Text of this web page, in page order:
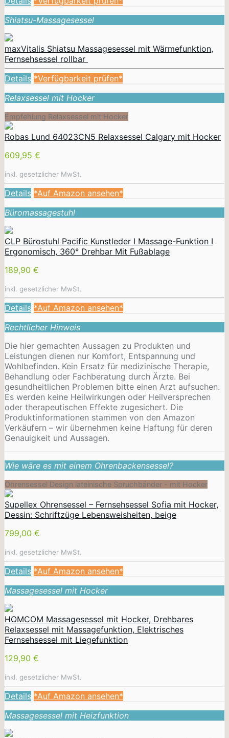
Shiatsu-Massagesessel
maxVitalis Shiatsu Massagesessel mit Wärmefunktion,
Fernsehsessel rollbar
Details *Verfügbarkeit prüfen*
Relaxsessel mit Hocker
Empfehlung Relaxsessel mit Hocker
Robas Lund 64023CN5 Relaxsessel Calgary mit Hocker
609,95 €
inkl. gesetzlicher MwSt.
Details *Auf Amazon ansehen*
Büromassagestuhl
CLP Bürostuhl Pacific Kunstleder I Massage-Funktion I
Ergonomisch, 360° Drehbar Mit Fußablage
189,90 €
inkl. gesetzlicher MwSt.
Details *Auf Amazon ansehen*
Rechtlicher Hinweis
Die hier gemachten Aussagen zu Produkten und
Leistungen dienen nur Komfort, Entspannung und
Wohlbefinden. Kein Ersatz für medizinische Therapie,
Behandlung oder Fachberatung durch Ärzte. Bei
gesundheitlichen Problemen bitte einen Arzt aufsuchen.
Es werden keine Heilwirkungen oder Heilversprechen
oder therapeutischen Effekte zugesichert. Die
Produktinformationen stammen von den Amazon
Verkäufern – wir übernehmen keine Haftung für deren
Genauigkeit und Aussagen.
Wie wäre es mit einem Ohrenbackensessel?
Ohrensessel Design lateinische Spruchbänder - mit Hocker
Supellex Ohrensessel – Fernsehsessel Sofia mit Hocker,
Dessin: Schriftzüge Lebensweisheiten, beige
799,00 €
inkl. gesetzlicher MwSt.
Details *Auf Amazon ansehen*
Massagesessel mit Hocker
HOMCOM Massagesessel mit Hocker, Drehbares
Relaxsessel mit Massagefunktion, Elektrisches
Fernsehsessel mit Liegefunktion
129,90 €
inkl. gesetzlicher MwSt.
Details *Auf Amazon ansehen*
Massagesessel mit Heizfunktion